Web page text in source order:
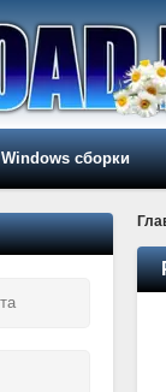
Windows сборки